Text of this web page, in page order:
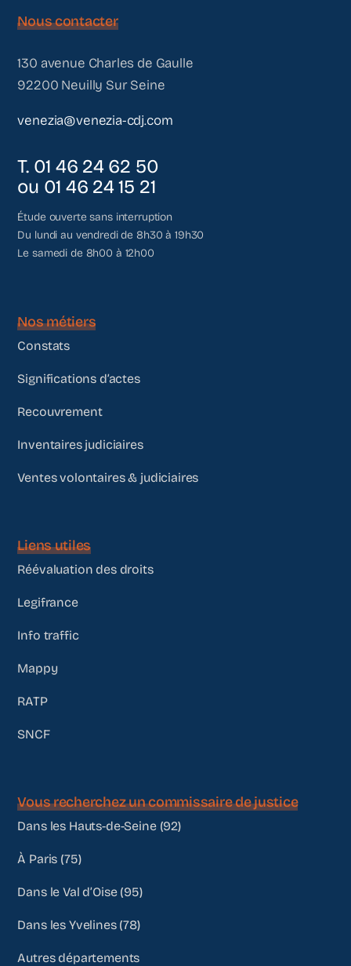
Nous contacter
130 avenue Charles de Gaulle
92200 Neuilly Sur Seine
venezia@venezia-cdj.com
T. 01 46 24 62 50
ou 01 46 24 15 21
Étude ouverte sans interruption
Du lundi au vendredi de 8h30 à 19h30
Le samedi de 8h00 à 12h00
Nos métiers
Constats
Significations d’actes
Recouvrement
Inventaires judiciaires
Ventes volontaires & judiciaires
Liens utiles
Réévaluation des droits
Legifrance
Info traffic
Mappy
RATP
SNCF
Vous recherchez un commissaire de justice
Dans les Hauts-de-Seine (92)
À Paris (75)
Dans le Val d’Oise (95)
Dans les Yvelines (78)
Autres départements